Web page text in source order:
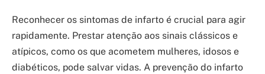
Reconhecer os sintomas de infarto é crucial para agir
rapidamente. Prestar atenção aos sinais clássicos e
atípicos, como os que acometem mulheres, idosos e
diabéticos, pode salvar vidas. A prevenção do infarto